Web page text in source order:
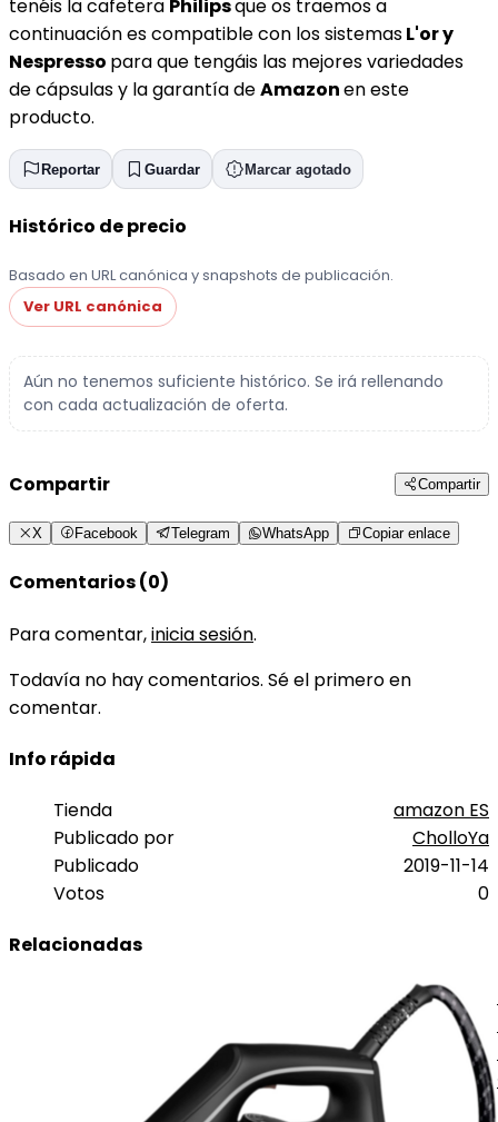
tenéis la cafetera Philipsque os traemos a
continuación es compatible con los sistemasL'or y
Nespresso para que tengáis las mejores variedades
de cápsulas y la garantía deAmazonen este
producto.
Reportar Guardar Marcar agotado
Histórico de precio
Basado en URL canónica y snapshots de publicación.
Ver URL canónica
Aún no tenemos suficiente histórico. Se irá rellenando
con cada actualización de oferta.
Compartir Compartir
X Facebook Telegram WhatsApp Copiar enlace
Comentarios (0)
Para comentar,inicia sesión.
Todavía no hay comentarios. Sé el primero en
comentar.
Info rápida
Tienda
amazon ES
Publicado por
CholloYa
Publicado
2019-11-14
Votos
0
Relacionadas